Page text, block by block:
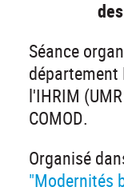
Séance
département
l'IHRIM
COMOD.
Organisé
"Modernités